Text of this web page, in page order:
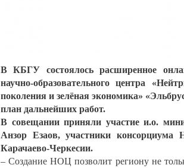
В КБГУ состоялось расширенное
научно-образовательного центра
поколения и зелёная экономика»
план дальнейших работ.
В совещании приняли участие и.о.
Анзор Езаов, участники
Карачаево-Черкесии.
– Создание НОЦ позволит региону не